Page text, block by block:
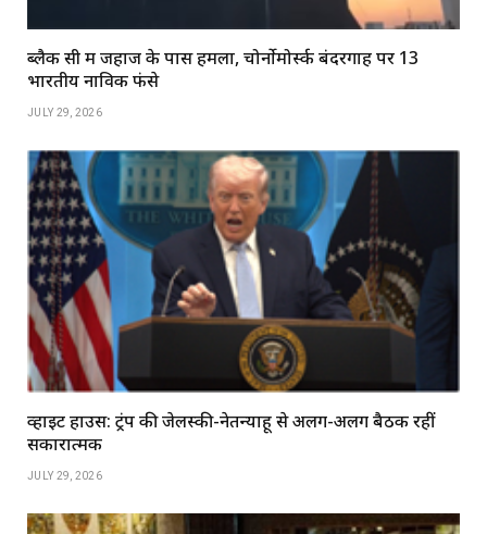
ब्लैक सी में जहाज के पास हमला, चोर्नोमोर्स्क बंदरगाह पर 13
भारतीय नाविक फंसे
JULY 29, 2026
व्हाइट हाउस: ट्रंप की जेलेंस्की-नेतन्याहू से अलग-अलग बैठकें रहीं
सकारात्मक
JULY 29, 2026